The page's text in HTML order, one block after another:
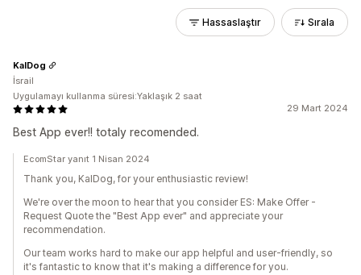
Hassaslaştır Sırala
29 Mart 2024
Best App ever!! totaly recomended.
KalDog
İsrail
Uygulamayı kullanma süresi:Yaklaşık 2 saat
EcomStar yanıt 1 Nisan 2024
Thank you, KalDog, for your enthusiastic review!
We're over the moon to hear that you consider ES: Make Offer -
Request Quote the "Best App ever" and appreciate your
recommendation.
Our team works hard to make our app helpful and user-friendly, so
it's fantastic to know that it's making a difference for you.